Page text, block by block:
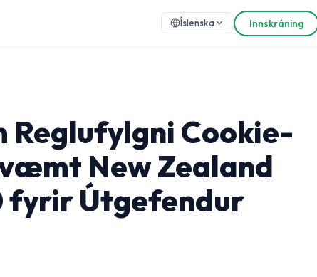
Íslenska Innskráning
Reglufylgni Cookie-
New Zealand
fyrir Útgefendur